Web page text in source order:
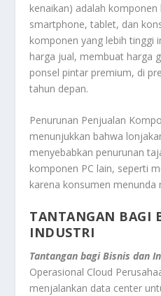
kenaikan) adalah komponen
smartphone, tablet, dan
komponen yang lebih tinggi
harga jual, membuat harga
ponsel pintar premium, di
tahun depan.
Penurunan Penjualan
menunjukkan bahwa
menyebabkan penurunan
komponen PC lain, seperti
karena konsumen menunda
TANTANGAN BAGI
INDUSTRI
Tantangan bagi Bisnis dan
Operasional Cloud
menjalankan data center